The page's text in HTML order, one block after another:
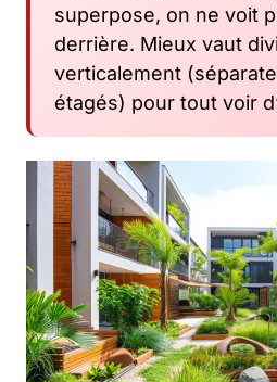
superpose, on ne voit
derrière. Mieux vaut
verticalement
étagés) pour tout voir